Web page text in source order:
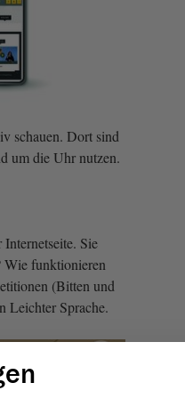
schauen. Dort sind
um die Uhr nutzen.
Sie
funktionieren
(Bitten und
Leichter Sprache.
Der